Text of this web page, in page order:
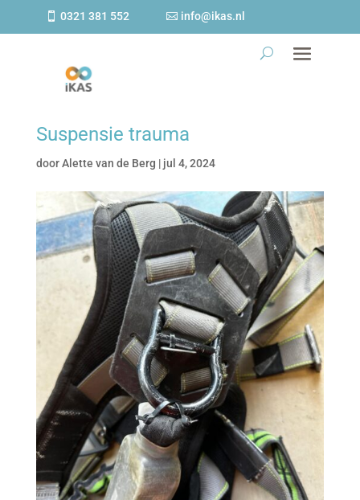
0321 381 552 info@ikas.nl
Suspensie trauma
doorAlette van de Berg | jul 4, 2024